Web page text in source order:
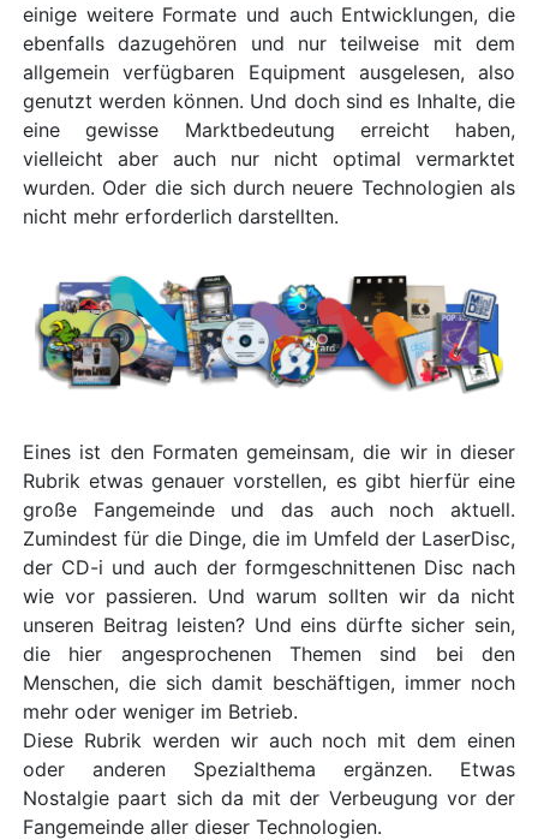
einige weitere Formate und auch Entwicklungen, die
ebenfalls dazugehören und nur teilweise mit dem
allgemein verfügbaren Equipment ausgelesen, also
genutzt werden können. Und doch sind es Inhalte, die
eine gewisse Marktbedeutung erreicht haben,
vielleicht aber auch nur nicht optimal vermarktet
wurden. Oder die sich durch neuere Technologien als
nicht mehr erforderlich darstellten.
Eines ist den Formaten gemeinsam, die wir in dieser
Rubrik etwas genauer vorstellen, es gibt hierfür eine
große Fangemeinde und das auch noch aktuell.
Zumindest für die Dinge, die im Umfeld der LaserDisc,
der CD-i und auch der formgeschnittenen Disc nach
wie vor passieren. Und warum sollten wir da nicht
unseren Beitrag leisten? Und eins dürfte sicher sein,
die hier angesprochenen Themen sind bei den
Menschen, die sich damit beschäftigen, immer noch
mehr oder weniger im Betrieb.
Diese Rubrik werden wir auch noch mit dem einen
oder anderen Spezialthema ergänzen. Etwas
Nostalgie paart sich da mit der Verbeugung vor der
Fangemeinde aller dieser Technologien.